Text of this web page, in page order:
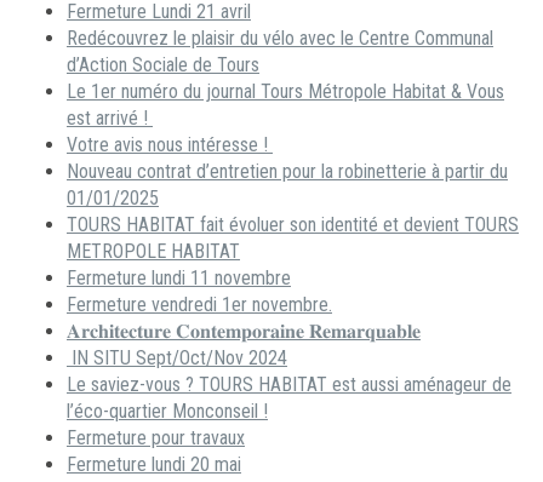
Fermeture Lundi 21 avril
Redécouvrez le plaisir du vélo avec le Centre Communal
d’Action Sociale de Tours
Le 1er numéro du journal Tours Métropole Habitat & Vous
est arrivé !
Votre avis nous intéresse !
Nouveau contrat d’entretien pour la robinetterie à partir du
01/01/2025
TOURS HABITAT fait évoluer son identité et devient TOURS
METROPOLE HABITAT
Fermeture lundi 11 novembre
Fermeture vendredi 1er novembre.
𝐀𝐫𝐜𝐡𝐢𝐭𝐞𝐜𝐭𝐮𝐫𝐞 𝐂𝐨𝐧𝐭𝐞𝐦𝐩𝐨𝐫𝐚𝐢𝐧𝐞 𝐑𝐞𝐦𝐚𝐫𝐪𝐮𝐚𝐛𝐥𝐞
IN SITU Sept/Oct/Nov 2024
Le saviez-vous ? TOURS HABITAT est aussi aménageur de
l’éco-quartier Monconseil !
Fermeture pour travaux
Fermeture lundi 20 mai